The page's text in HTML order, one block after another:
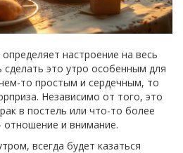
настроение на весь
сделать это утро особенным для
то простым и сердечным, то
Независимо от того, это
в постель или что-то более
и внимание.
всегда будет казаться